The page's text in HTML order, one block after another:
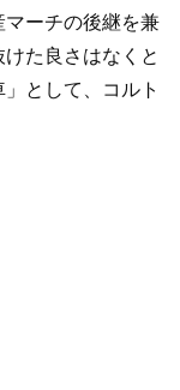
マーチの後継を兼
た良さはなくと
として、コルト